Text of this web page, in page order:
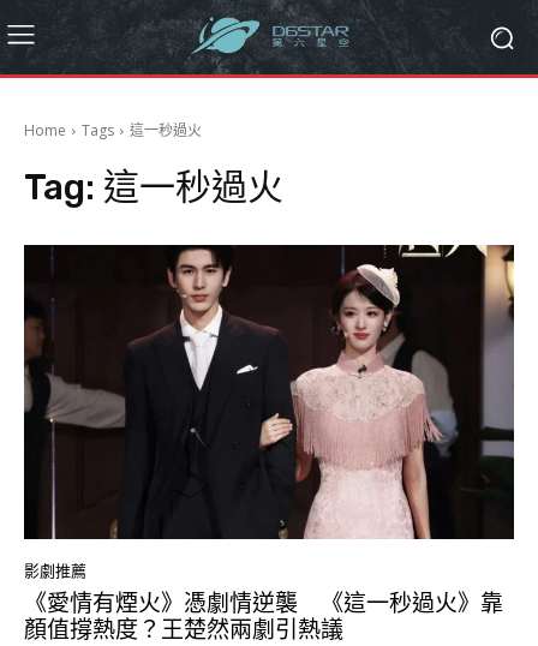
Home Tags 這一秒過火
Tag: 這一秒過火
影劇推薦
《愛情有煙火》憑劇情逆襲 《這一秒過火》靠
顏值撐熱度？王楚然兩劇引熱議